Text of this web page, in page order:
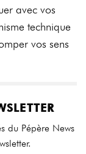
avec vos
technique
vos sens
du Pépère News